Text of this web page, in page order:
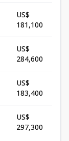
US$
181,100
US$
284,600
US$
183,400
US$
297,300